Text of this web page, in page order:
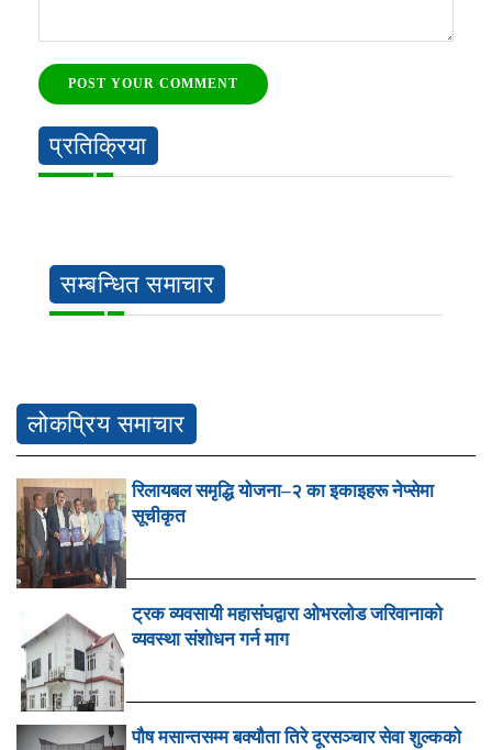
POST YOUR COMMENT
प्रतिक्रिया
सम्बन्धित समाचार
लोकप्रिय समाचार
रिलायबल समृद्धि योजना–२ का इकाइहरू नेप्सेमा
सूचीकृत
ट्रक व्यवसायी महासंघद्वारा ओभरलोड जरिवानाको
व्यवस्था संशोधन गर्न माग
पौष मसान्तसम्म बक्यौता तिरे दूरसञ्चार सेवा शुल्कको